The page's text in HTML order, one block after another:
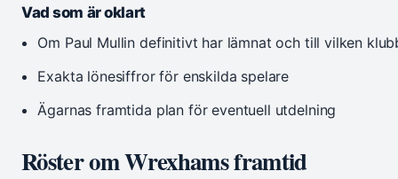
Vad som är oklart
Om Paul Mullin definitivt har lämnat och till vilken
Exakta lönesiffror för enskilda spelare
Ägarnas framtida plan för eventuell utdelning
Röster om Wrexhams framtid